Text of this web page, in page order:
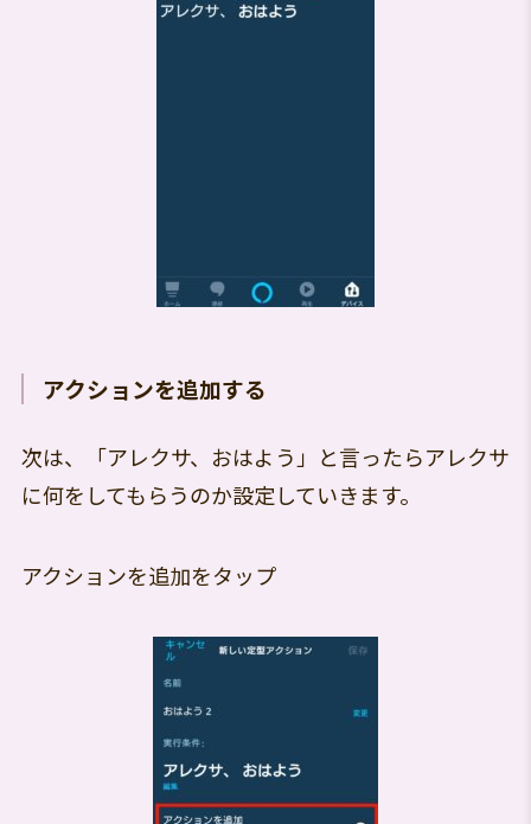
アクションを追加する
次は、「アレクサ、おはよう」と言ったらアレクサ
に何をしてもらうのか設定していきます。
アクションを追加をタップ